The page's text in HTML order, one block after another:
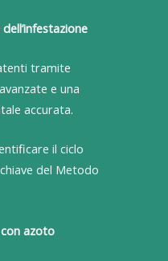
tramite
e una
accurata.
il ciclo
del Metodo
azoto